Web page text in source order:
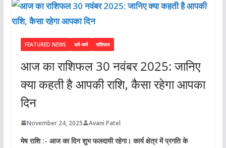
FEATURED NEWS धर्म-कर्म राशिफल
आज का राशिफल 30 नवंबर 2025: जानिए
क्या कहती है आपकी राशि, कैसा रहेगा आपका
दिन
November 24, 2025 Avani Patel
मेष राशि :- आज का दिन शुभ फलदायी रहेगा। कार्य क्षेत्र में प्रगति के